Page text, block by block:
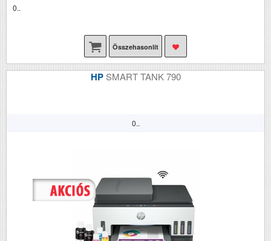
0..
Összehasonlít
HP SMART TANK 790
0..